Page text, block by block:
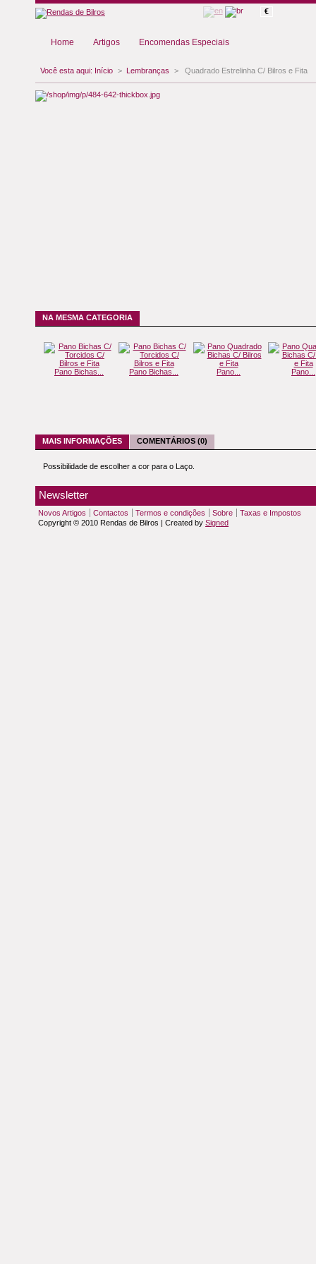
€
Home Artigos Encomendas Especiais
Você esta aqui: Início > Lembranças > Quadrado Estrelinha C/ Bilros e Fita
NA MESMA CATEGORIA
Pano Bichas... Pano Bichas... Pano... Pano...
MAIS INFORMAÇÕES COMENTÁRIOS (0)
Possibilidade de escolher a cor para o Laço.
Newsletter
Novos Artigos Contactos Termos e condições Sobre
Taxas e Impostos
Copyright © 2010 Rendas de Bilros | Created by Signed